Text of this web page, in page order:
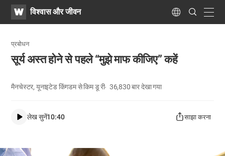
WATVविश्वास और जीवन Language
Search
Submit
प्रबोधन
सूर्य अस्त होने से पहले “मुझे माफ कीजिए” कहें
मैनचेस्टर, यूनाइटेड किंगडम से किम डू री 36,830बार देखा गया
लेख सुनें10:40 साझा करना